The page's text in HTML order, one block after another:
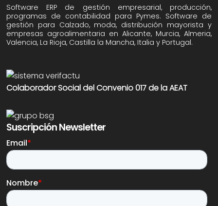
Software ERP de gestión empresarial, producción,
programas de contabilidad para Pymes. Software de
gestión para Calzado, moda, distribución mayorista y
empresas agroalimentaria en Alicante, Murcia, Almeria,
Valencia, La Rioja, Castilla la Mancha, Italia y Portugal.
Colaborador Social del Convenio 017 de la AEAT
Suscripción Newsletter